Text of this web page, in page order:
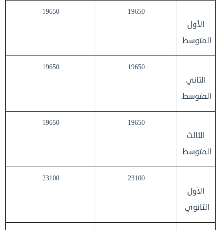
الأول
المتوسط
19650
19650
الثاني
المتوسط
19650
19650
الثالث
المتوسط
19650
19650
الأول
الثانوي
23100
23100